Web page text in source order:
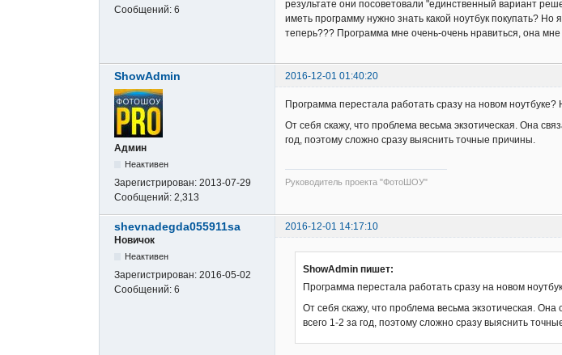
Сообщений: 6
результате они посоветовали "единственный вариант
иметь программу нужно знать какой ноутбук покупать?
теперь??? Программа мне очень-очень нравиться, она
ShowAdmin 2016-12-01 01:40:20
Админ
Неактивен
Зарегистрирован: 2013-07-29
Сообщений: 2,313
Программа перестала работать сразу на новом
От себя скажу, что проблема весьма экзотическая. Она
год, поэтому сложно сразу выяснить точные причины.
Руководитель проекта "ФотоШОУ"
shevnadegda055911sa
2016-12-01 14:17:10
Новичок
Неактивен
Зарегистрирован: 2016-05-02
Сообщений: 6
ShowAdmin пишет:
Программа перестала работать сразу на новом
От себя скажу, что проблема весьма экзотическая.
всего 1-2 за год, поэтому сложно сразу выяснить